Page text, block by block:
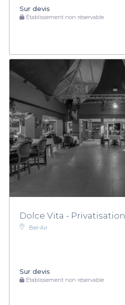
Sur devis
Établissement non réservable
Dolce Vita - Privatisation
Bel-Air
Sur devis
Établissement non réservable